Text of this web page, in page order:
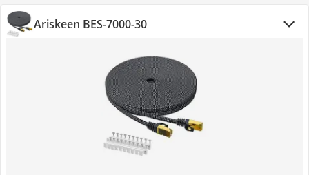
Ariskeen BES-7000-30